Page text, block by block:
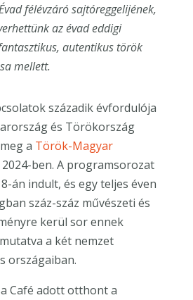
félévzáró sajtóreggelijének,
az évad eddigi
autentikus török
mellett.
századik évfordulója
és Törökország
a Török-Magyar
ben. A programsorozat
án indult, és egy teljes éven
száz-száz művészeti és
kerül sor ennek
a két nemzet
országaiban.
Café adott otthont a